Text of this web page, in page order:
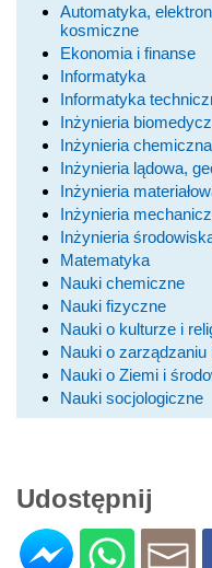
Automatyka,
kosmiczne
Ekonomia i finanse
Informatyka
Informatyka
Inżynieria
Inżynieria chemiczna
Inżynieria lądowa,
Inżynieria
Inżynieria
Inżynieria
Matematyka
Nauki chemiczne
Nauki fizyczne
Nauki o kulturze i
Nauki o zarządzaniu
Nauki o Ziemi i
Nauki socjologiczne
Udostępnij